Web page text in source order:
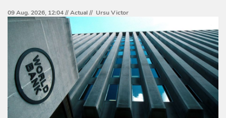
09 Aug. 2026, 12:04 //Actual// Ursu Victor